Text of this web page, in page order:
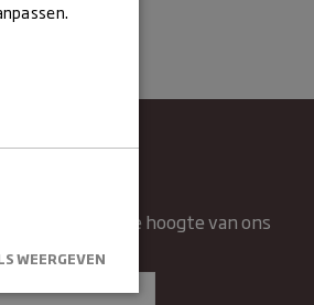
en blijft op de hoogte van ons
WEERGEVEN